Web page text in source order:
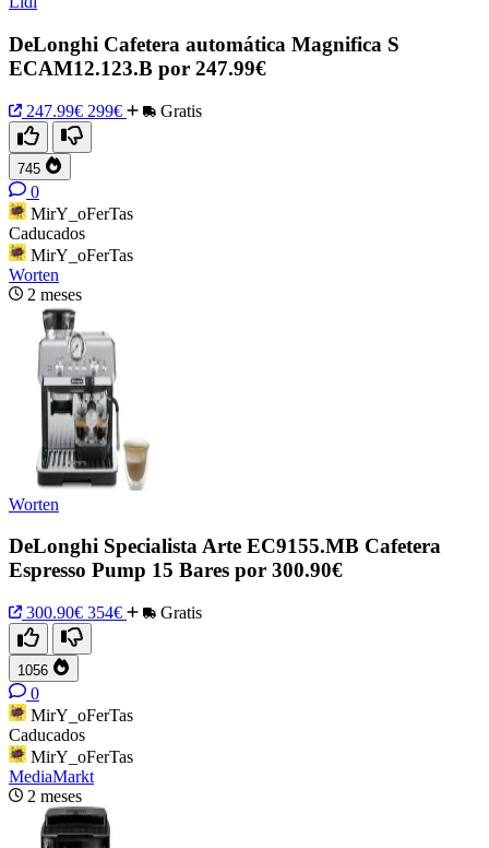
DeLonghi Cafetera automática Magnifica S
ECAM12.123.B por 247.99€
247.99€ 299€ Gratis
745
0
MirY_oFerTas
Caducados
MirY_oFerTas
Worten
2 meses
Worten
DeLonghi Specialista Arte EC9155.MB Cafetera
Espresso Pump 15 Bares por 300.90€
300.90€ 354€ Gratis
1056
0
MirY_oFerTas
Caducados
MirY_oFerTas
MediaMarkt
2 meses